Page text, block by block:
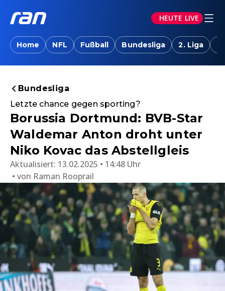
HEUTE LIVE
Home NFL Fußball Bundesliga 2. Liga
Bundesliga
Letzte chance gegen sporting?
Borussia Dortmund: BVB-Star
Waldemar Anton droht unter
Niko Kovac das Abstellgleis
Aktualisiert: 13.02.2025 • 14:48 Uhr
von Raman Rooprail